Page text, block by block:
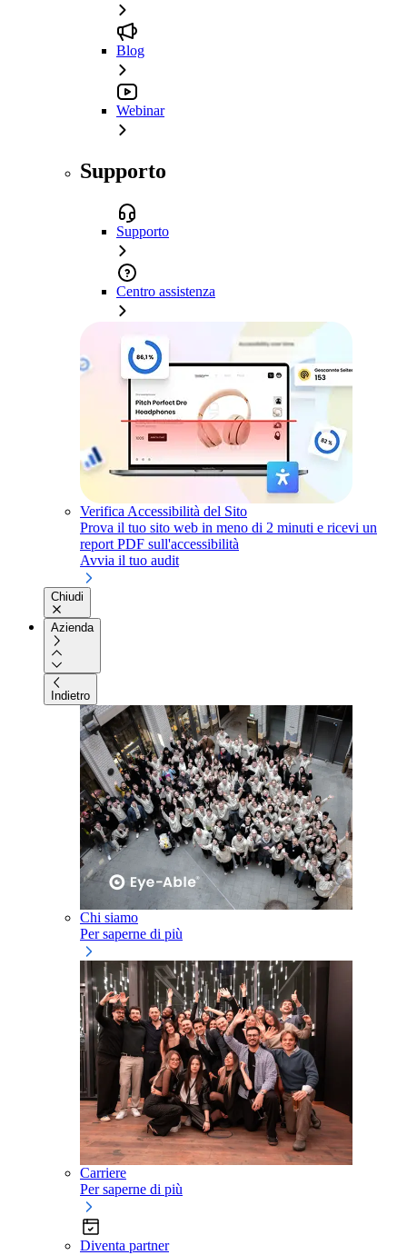
Blog
Webinar
Supporto
Supporto
Centro assistenza
Verifica Accessibilità del Sito
Prova il tuo sito web in meno di 2 minuti e ricevi un
report PDF sull'accessibilità
Avvia il tuo audit
Chiudi
Azienda
Indietro
Chi siamo
Per saperne di più
Carriere
Per saperne di più
Diventa partner